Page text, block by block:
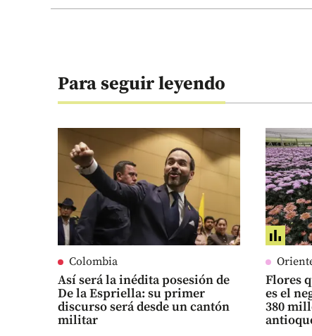
Para seguir leyendo
Colombia
Así será la inédita posesión de
De la Espriella: su primer
discurso será desde un cantón
militar
Flores
es el
380